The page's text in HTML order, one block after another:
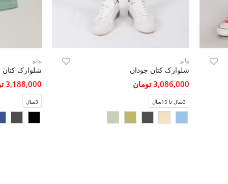
پیانو
شلوارک کتان جودان
3,086,000 تومان
3سال تا 15سال
پیانو
شلوارک
3,188,000 تومان
3سال